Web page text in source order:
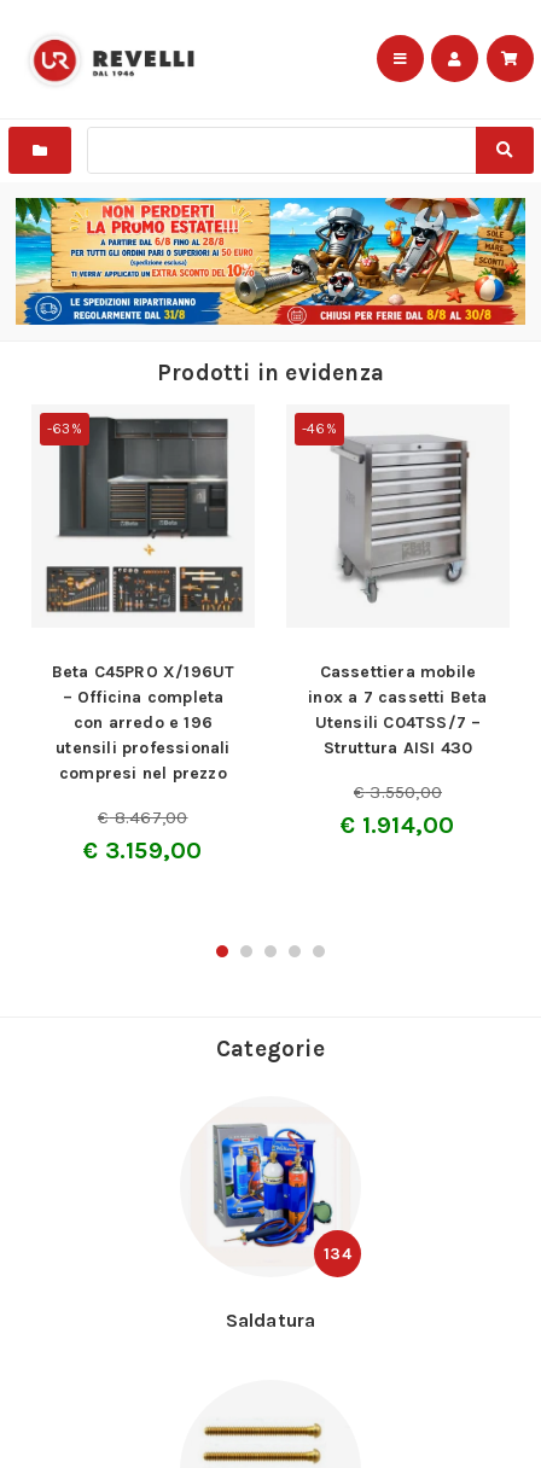
Prodotti in evidenza
-46%
Cassettiera mobile
inox a 7 cassetti Beta
Utensili C04TSS/7 –
Struttura AISI 430
€1.914,00
-33%
Cestello estendibile
BETA “C20TSS” a
cinque scomparti
VUOTI in acciaio inox
sterilizzabile
310,00
Categorie
134
Saldatura